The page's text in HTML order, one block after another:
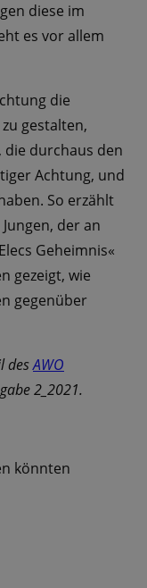
diese im
es vor allem
die
gestalten,
die durchaus den
Achtung, und
So erzählt
der an
Geheimnis«
gezeigt, wie
gegenüber
desAWO
2_2021.
könnten